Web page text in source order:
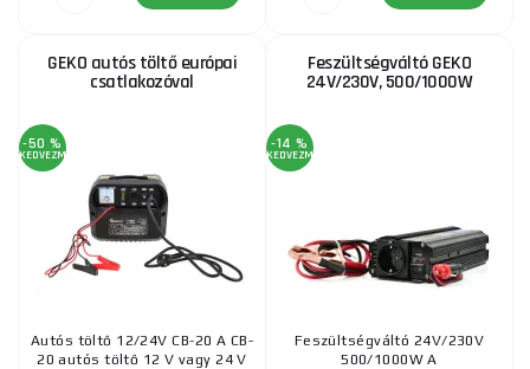
GEKO autós töltő európai
csatlakozóval
-50 %
KEDVEZMÉNY
Autós töltő 12/24V CB-20 A CB-
20 autós töltő 12 V vagy 24 V
Feszültségváltó GEKO
24V/230V, 500/1000W
-14 %
KEDVEZMÉNY
Feszültségváltó 24V/230V
500/1000W A